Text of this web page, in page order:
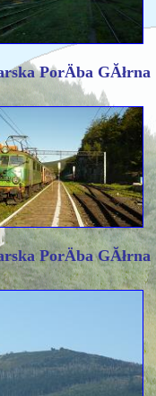
PorÄba GĂłrna
PorÄba GĂłrna